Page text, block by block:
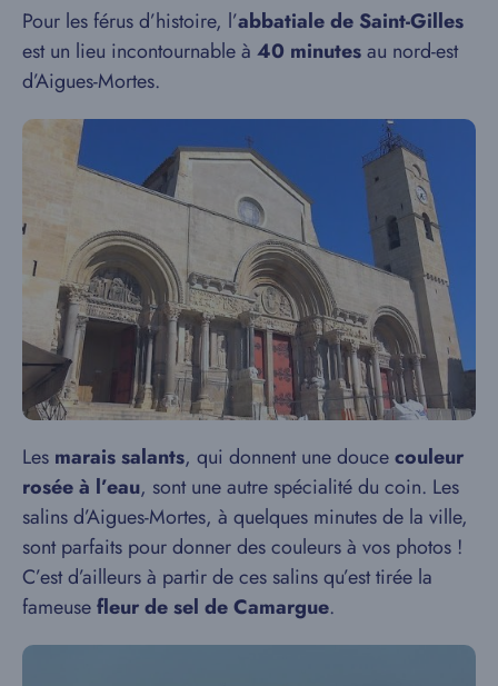
Pour les férus d’histoire, l’abbatiale de Saint-Gilles
est un lieu incontournable à 40 minutesau nord-est
d’Aigues-Mortes.
Les marais salants, qui donnent une doucecouleur
rosée à l’eau, sont une autre spécialité du coin. Les
salins d’Aigues-Mortes, à quelques minutes de la ville,
sont parfaits pour donner des couleurs à vos photos !
C’est d’ailleurs à partir de ces salins qu’est tirée la
fameusefleur de sel de Camargue.